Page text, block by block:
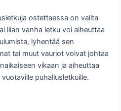
ostettaessa on valita
liian vanha letku voi aiheuttaa
lyhentää sen
tai muut vauriot voivat johtaa
vikaan ja aiheuttaa
puhallusletkuille.